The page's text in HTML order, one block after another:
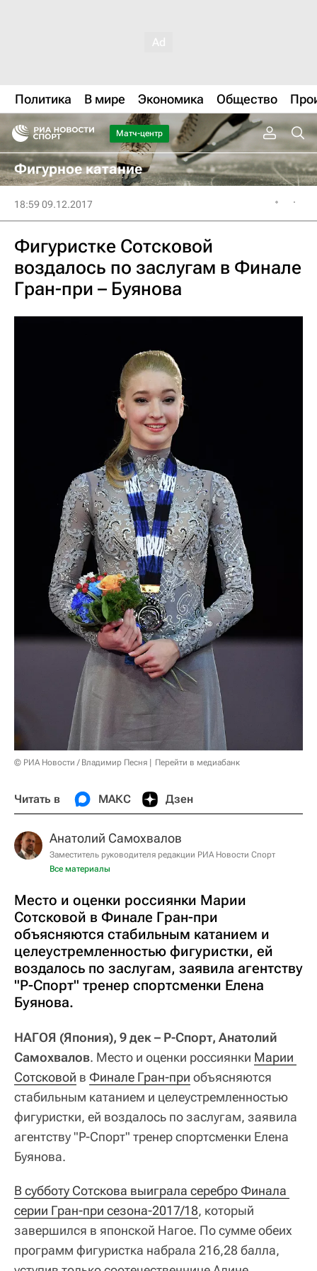
Политика В мире Экономика Общество
Матч-центр
Фигурное катание
18:59 09.12.2017
Фигуристке Сотсковой
воздалось по заслугам в Финале
Гран-при – Буянова
© РИА Новости / Владимир Песня Перейти в медиабанк
Читать в МАКС Дзен
Анатолий Самохвалов
Заместитель руководителя редакции РИА Новости Спорт
Все материалы
Место и оценки россиянки Марии
Сотсковой в Финале Гран-при
объясняются стабильным катанием и
целеустремленностью фигуристки, ей
воздалось по заслугам, заявила агентству
"Р-Спорт" тренер спортсменки Елена
Буянова.
НАГОЯ (Япония), 9 дек – Р-Спорт, Анатолий
Самохвалов. Место и оценки россиянки Марии
Сотсковой в Финале Гран-при объясняются
стабильным катанием и целеустремленностью
фигуристки, ей воздалось по заслугам, заявила
агентству "Р-Спорт" тренер спортсменки Елена
Буянова.
В субботу Сотскова выиграла серебро Финала
серии Гран-при сезона-2017/18, который
завершился в японской Нагое. По сумме обеих
программ фигуристка набрала 216,28 балла,